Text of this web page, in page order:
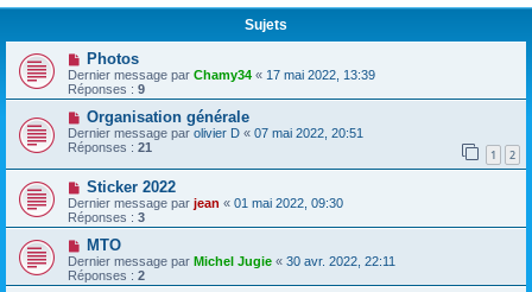
Sujets
Photos
Dernier message par Chamy34 « 17 mai 2022, 13:39
Réponses : 9
Organisation générale
Dernier message par olivier D « 07 mai 2022, 20:51
Réponses : 21 1 2
Sticker 2022
Dernier message par jean « 01 mai 2022, 09:30
Réponses : 3
MTO
Dernier message par Michel Jugie « 30 avr. 2022, 22:11
Réponses : 2